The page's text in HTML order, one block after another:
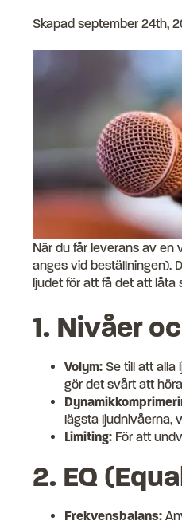
Skapad september 24th,
När du får leverans av en
anges vid beställningen).
ljudet för att få det att låta
1. Nivåer
Volym:Se till att alla
gör det svårt att
lägsta ljudnivåerna,
Limiting:För att
2. EQ
Frekvensbalans: